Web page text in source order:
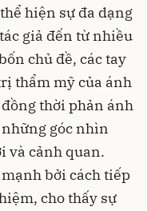
hiện sự đa dạng
giả đến từ nhiều
chủ đề, các tay
thẩm mỹ của ánh
thời phản ánh
góc nhìn
và cảnh quan.
bởi cách tiếp
cho thấy sự